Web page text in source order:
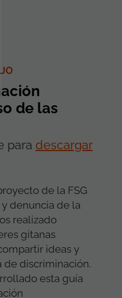
de las
para descargar
de la FSG
denuncia de la
realizado
gitanas
ideas y
de discriminación.
esta guía